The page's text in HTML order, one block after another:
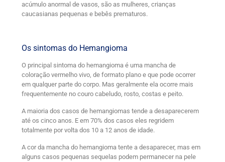
acúmulo anormal de vasos, são as mulheres, crianças
caucasianas pequenas e bebês prematuros.
Os sintomas do Hemangioma
O principal sintoma do hemangioma é uma mancha de
coloração vermelho vivo, de formato plano e que pode ocorrer
em qualquer parte do corpo. Mas geralmente ela ocorre mais
frequentemente no couro cabeludo, rosto, costas e peito.
A maioria dos casos de hemangiomas tende a desaparecerem
até os cinco anos. E em 70% dos casos eles regridem
totalmente por volta dos 10 a 12 anos de idade.
A cor da mancha do hemangioma tente a desaparecer, mas em
alguns casos pequenas sequelas podem permanecer na pele